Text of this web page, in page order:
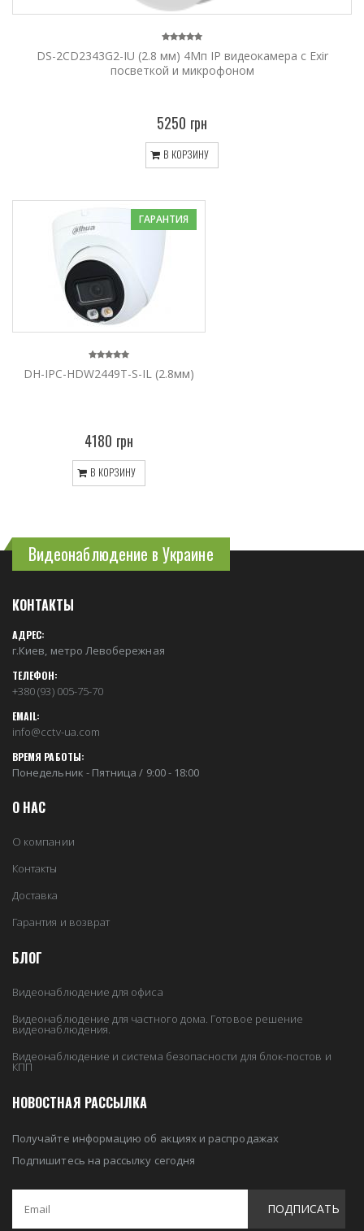
DS-2CD2343G2-IU (2.8 мм) 4Мп IP видеокамера с Exir
посветкой и микрофоном
5250 грн
В КОРЗИНУ
ГАРАНТИЯ
DH-IPC-HDW2449T-S-IL (2.8мм)
4180 грн
В КОРЗИНУ
Видеонаблюдение в Украине
КОНТАКТЫ
АДРЕС:
г.Киев, метро Левобережная
ТЕЛЕФОН:
+380 (93) 005-75-70
EMAIL:
info@cctv-ua.com
ВРЕМЯ РАБОТЫ:
Понедельник - Пятница / 9:00 - 18:00
О НАС
О компании
Контакты
Доставка
Гарантия и возврат
БЛОГ
Видеонаблюдение для офиса
Видеонаблюдение для частного дома. Готовое решение
видеонаблюдения.
Видеонаблюдение и система безопасности для блок-постов и
КПП
НОВОСТНАЯ РАССЫЛКА
Получайте информацию об акциях и распродажах
Подпишитесь на рассылку сегодня
ПОДПИСАТЬ